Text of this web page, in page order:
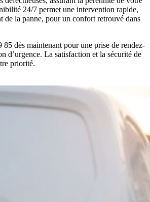
24/7 permet une intervention rapide,
de la panne, pour un confort retrouvé dans
dès maintenant pour une prise de rendez-
d’urgence. La satisfaction et la sécurité de
priorité.